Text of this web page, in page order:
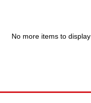
No more items to display